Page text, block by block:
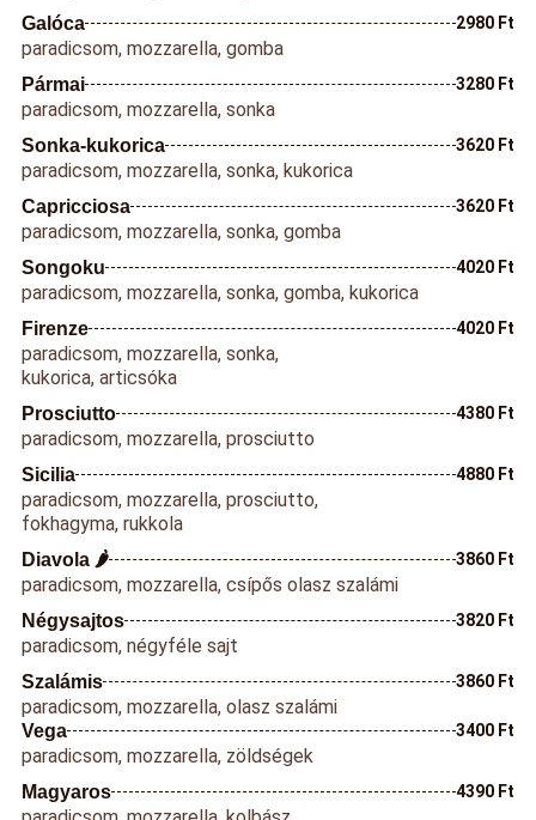
Galóca 2980 Ft
paradicsom, mozzarella, gomba
Pármai 3280 Ft
paradicsom, mozzarella, sonka
Sonka-kukorica 3620 Ft
paradicsom, mozzarella, sonka, kukorica
Capricciosa 3620 Ft
paradicsom, mozzarella, sonka, gomba
Songoku 4020 Ft
paradicsom, mozzarella, sonka, gomba, kukorica
Firenze 4020 Ft
paradicsom, mozzarella, sonka,
kukorica, articsóka
Prosciutto 4380 Ft
paradicsom, mozzarella, prosciutto
Sicilia 4880 Ft
paradicsom, mozzarella, prosciutto,
fokhagyma, rukkola
Diavola 🌶️ 3860 Ft
paradicsom, mozzarella, csípős olasz szalámi
Négysajtos 3820 Ft
paradicsom, négyféle sajt
Szalámis 3860 Ft
paradicsom, mozzarella, olasz szalámi
Vega 3400 Ft
paradicsom, mozzarella, zöldségek
Magyaros 4390 Ft